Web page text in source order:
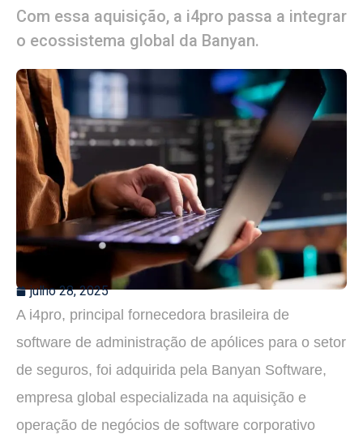
Com essa aquisição, a i4pro passa a integrar
o ecossistema global da Banyan.
julho 28, 2025
A i4pro, principal fornecedora brasileira de
software de administração de apólices para o setor
de seguros, foi adquirida pela Banyan Software,
empresa global especializada na aquisição e
operação de negócios de software corporativo